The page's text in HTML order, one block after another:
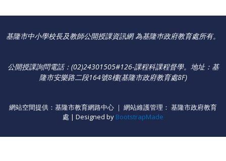
基隆市中小學校長及教師公開授課資訊網 為基隆巿政府教育處所有。
公開授課詢問電話：(02)24301505#126-課程科課程督學。 地址：基
隆市安樂路二段164號8樓(基隆市政府教育處8F)
網站空間提供：基隆市教育網路中心 ｜ 網站維護管理： 基隆市政府教育
處 | Designed by BootstrapMade